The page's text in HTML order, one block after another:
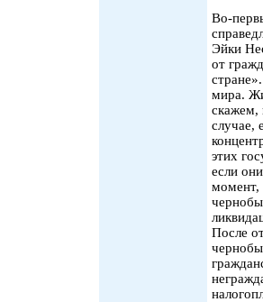
Во-
Эйки
от
мира.
скажем,
случае,
этих
если
момент,
После